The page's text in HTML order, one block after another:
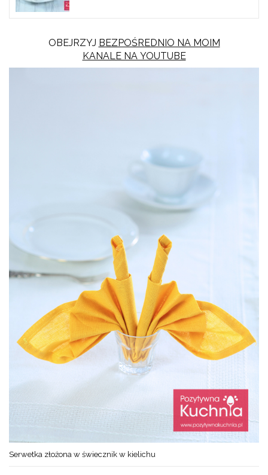
OBEJRZYJ BEZPOŚREDNIO NA MOIM
KANALE NA YOUTUBE
Serwetka złożona w świecznik w kielichu